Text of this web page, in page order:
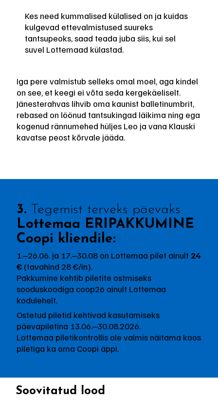
Kes need kummalised külalised on ja kuidas
kulgevad ettevalmistused suureks
tantsupeoks, saad teada juba siis, kui sel
suvel Lottemaad külastad.
Iga pere valmistub selleks omal moel, aga kindel
on see, et keegi ei võta seda kergekäeliselt.
Jänesterahvas lihvib oma kaunist balletinumbrit,
rebased on löönud tantsukingad läikima ning ega
kogenud rännumehed hüljes Leo ja vana Klauski
kavatse peost kõrvale jääda.
3.Tegemist terveks päevaks
Lottemaa ERIPAKKUMINE
Coopi kliendile:
1.‒26.06. ja 17.‒30.08 on Lottemaa pilet ainult 24
€(tavahind 28 €/in).
Pakkumine kehtib piletite ostmiseks
sooduskoodiga coop26 ainult Lottemaa
kodulehelt.
Ostetud piletid kehtivad kasutamiseks
päevapiletina 13.06.‒30.08.2026.
Lottemaa piletikontrollis ole valmis näitama koos
piletiga ka oma Coopi äppi.
Soovitatud lood